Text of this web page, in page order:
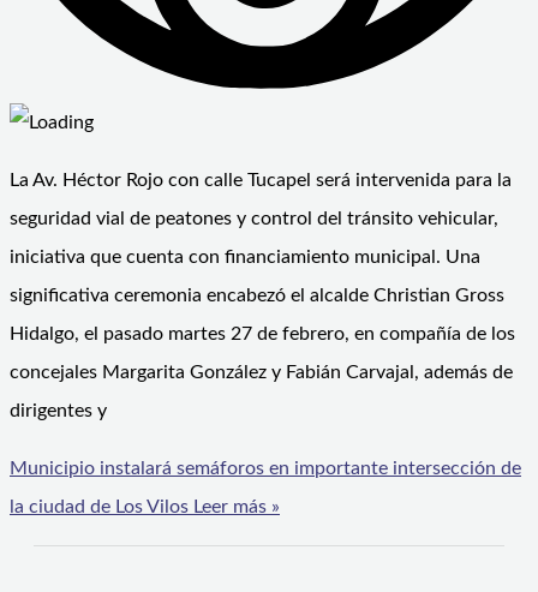
La Av. Héctor Rojo con calle Tucapel será intervenida para la
seguridad vial de peatones y control del tránsito vehicular,
iniciativa que cuenta con financiamiento municipal. Una
significativa ceremonia encabezó el alcalde Christian Gross
Hidalgo, el pasado martes 27 de febrero, en compañía de los
concejales Margarita González y Fabián Carvajal, además de
dirigentes y
Municipio instalará semáforos en importante intersección de
la ciudad de Los Vilos Leer más »